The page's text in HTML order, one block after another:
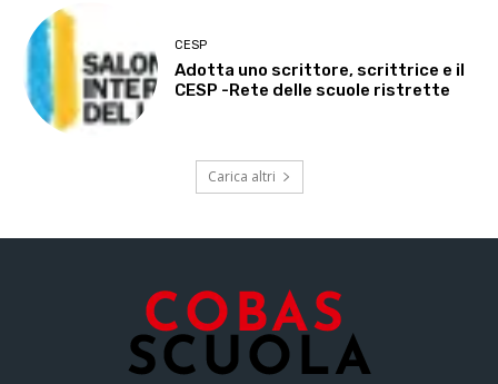
CESP
Adotta uno scrittore, scrittrice e il
CESP -Rete delle scuole ristrette
Carica altri